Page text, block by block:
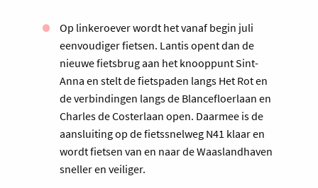
Op linkeroever wordt het vanaf begin juli
eenvoudiger fietsen. Lantis opent dan de
nieuwe fietsbrug aan het knooppunt Sint-
Anna en stelt de fietspaden langs Het Rot en
de verbindingen langs de Blancefloerlaan en
Charles de Costerlaan open. Daarmee is de
aansluiting op de fietssnelweg N41 klaar en
wordt fietsen van en naar de Waaslandhaven
sneller en veiliger.